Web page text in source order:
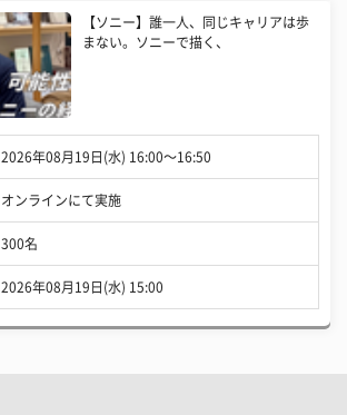
【ソニー】誰一人、同じキャリアは歩
まない。ソニーで描く、
2026年08月19日(水) 16:00〜16:50
オンラインにて実施
300名
2026年08月19日(水) 15:00